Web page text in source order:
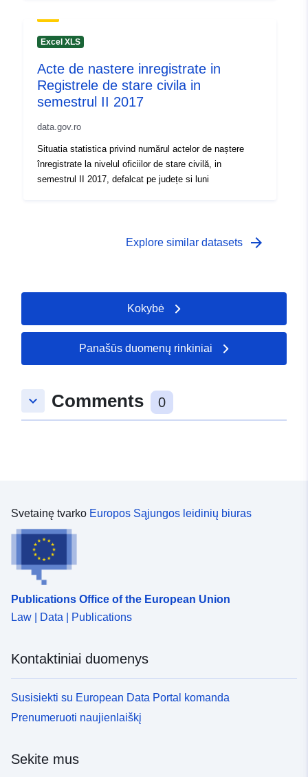
Excel XLS
Acte de nastere inregistrate in
Registrele de stare civila in
semestrul II 2017
data.gov.ro
Situatia statistica privind numărul actelor de naștere
înregistrate la nivelul oficiilor de stare civilă, in
semestrul II 2017, defalcat pe județe si luni
Explore similar datasets arrow_forward
Kokybė
Panašūs duomenų rinkiniai
keyboard_arrow_down Comments 0
Svetainę tvarko Europos Sąjungos leidinių biuras
Publications Office of the European Union
Law | Data | Publications
Kontaktiniai duomenys
Susisiekti su European Data Portal komanda
Prenumeruoti naujienlaiškį
Sekite mus